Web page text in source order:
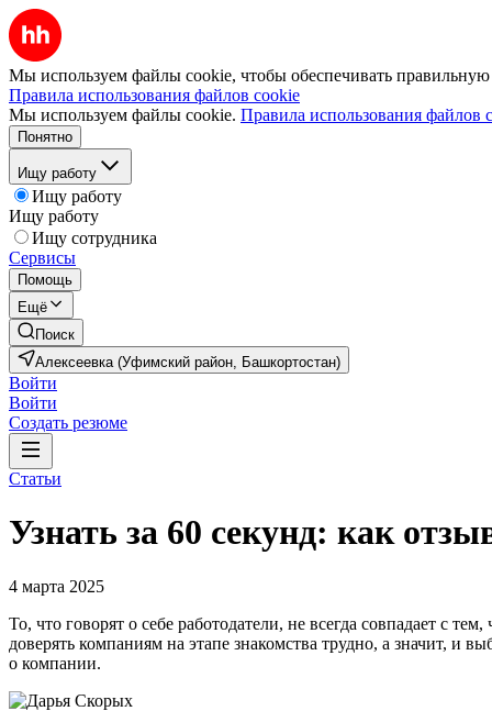
Мы используем файлы cookie, чтобы обеспечивать правильную
Правила использования файлов cookie
Мы используем файлы cookie. Правила использования файлов
Понятно
Ищу работу
Ищу работу
Ищу работу
Ищу сотрудника
Сервисы
Помощь
Ещё
Поиск
Алексеевка (Уфимский район, Башкортостан)
Войти
Войти
Создать резюме
Статьи
Узнать за 60 секунд: как
4 марта 2025
То, что говорят о себе работодатели, не всегда совпадает с
доверять компаниям на этапе знакомства трудно, а значит, и
о компании.